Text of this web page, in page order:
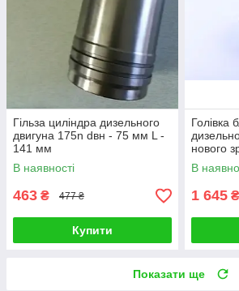
Гільза циліндра дизельного
двигуна 175n dвн - 75 мм L -
141 мм
В наявності
463 ₴ 477 ₴
Купити
Голівка
нового
В
1 645 ₴
Показати ще